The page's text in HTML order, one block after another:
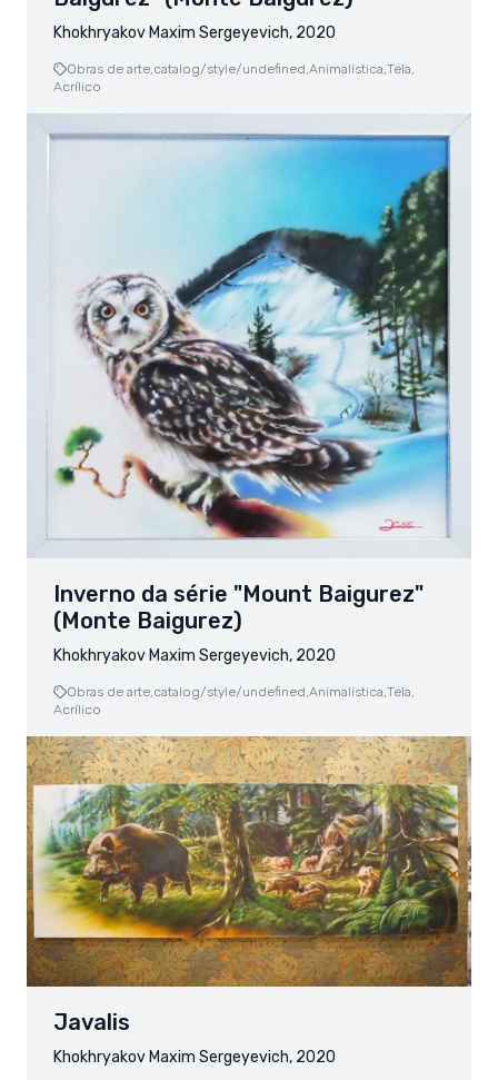
Khokhryakov Maxim Sergeyevich, 2020
Obras de arte,catalog/style/undefined,Animalística,Tela,
Acrílico
Inverno da série "Mount Baigurez"
(Monte Baigurez)
Khokhryakov Maxim Sergeyevich, 2020
Obras de arte,catalog/style/undefined,Animalística,Tela,
Acrílico
Javalis
Khokhryakov Maxim Sergeyevich, 2020